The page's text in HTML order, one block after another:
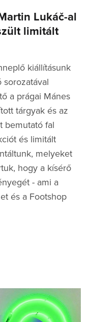
Lukáč-al
limitált
kiállításunk
sorozatával
a prágai Mánes
tárgyak és az
bemutató fal
és limitált
melyeket
hogy a kísérő
- ami a
és a Footshop